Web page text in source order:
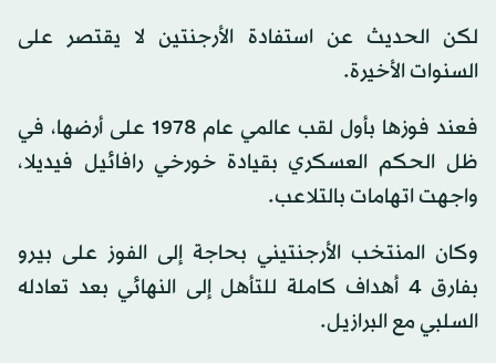
لكن الحديث عن استفادة الأرجنتين لا يقتصر على
السنوات الأخيرة.
فعند فوزها بأول لقب عالمي عام 1978 على أرضها، في
ظل الحكم العسكري بقيادة خورخي رافائيل فيديلا،
واجهت اتهامات بالتلاعب.
وكان المنتخب الأرجنتيني بحاجة إلى الفوز على بيرو
بفارق 4 أهداف كاملة للتأهل إلى النهائي بعد تعادله
السلبي مع البرازيل.